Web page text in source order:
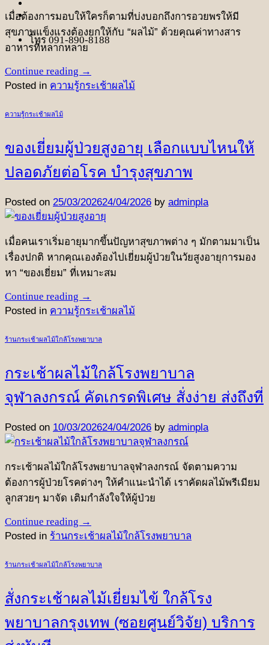
โทร 091-890-8188
เมื่อต้องการมอบให้ใครก็ตามที่บ่งบอกถึงการอวยพรให้มี
สุขภาพแข็งแรงต้องยกให้กับ “ผลไม้” ด้วยคุณค่าทางสาร
อาหารที่หลากหลาย
Continue reading →
Posted in ความรู้กระเช้าผลไม้
ความรู้กระเช้าผลไม้
ของเยี่ยมผู้ป่วยสูงอายุ เลือกแบบไหนให้
ปลอดภัยต่อโรค บำรุงสุขภาพ
Posted on 25/03/202624/04/2026 by adminpla
เมื่อคนเราเริ่มอายุมากขึ้นปัญหาสุขภาพต่าง ๆ มักตามมาเป็น
เรื่องปกติ หากคุณเองต้องไปเยี่ยมผู้ป่วยในวัยสูงอายุการมอง
หา “ของเยี่ยม” ที่เหมาะสม
Continue reading →
Posted in ความรู้กระเช้าผลไม้
ร้านกระเช้าผลไม้ใกล้โรงพยาบาล
กระเช้าผลไม้ใกล้โรงพยาบาล
จุฬาลงกรณ์ คัดเกรดพิเศษ สั่งง่าย ส่งถึงที่
Posted on 10/03/202624/04/2026 by adminpla
กระเช้าผลไม้ใกล้โรงพยาบาลจุฬาลงกรณ์ จัดตามความ
ต้องการผู้ป่วยโรคต่างๆ ให้คำแนะนำได้ เราคัดผลไม้พรีเมียม
ลูกสวยๆ มาจัด เติมกำลังใจให้ผู้ป่วย
Continue reading →
Posted in ร้านกระเช้าผลไม้ใกล้โรงพยาบาล
ร้านกระเช้าผลไม้ใกล้โรงพยาบาล
สั่งกระเช้าผลไม้เยี่ยมไข้ ใกล้โรง
พยาบาลกรุงเทพ (ซอยศูนย์วิจัย) บริการ